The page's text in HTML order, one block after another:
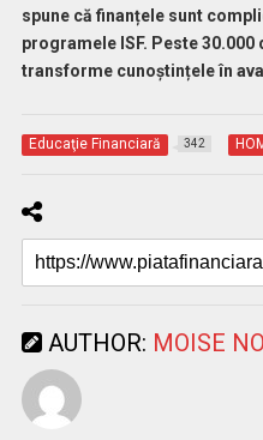
spune că finanțele sunt
programele ISF. Peste
transforme cunoștințele în
Educaţie Financiară 342
AUTHOR: MOISE